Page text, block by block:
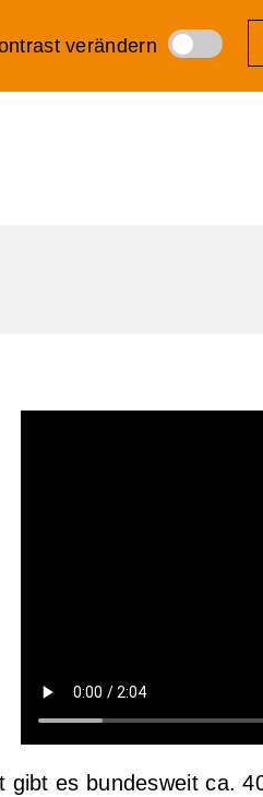
es bundesweit ca.